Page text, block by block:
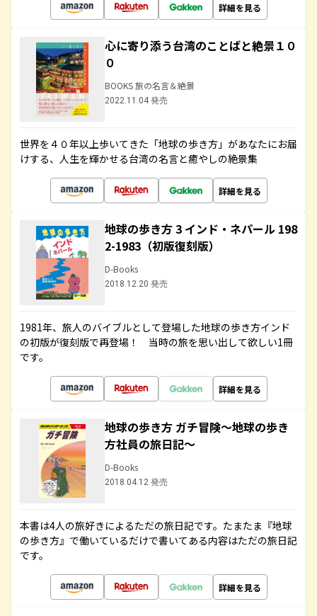
詳細を見る
心に寄り添う台湾のことばと絶景１０
０
BOOKS 旅の名言＆絶景
2022.11.04 発売
世界を４０年以上歩いてきた「地球の歩き方」があなたにお届
けする、人生を輝かせる台湾の名言と癒やしの絶景集
詳細を見る
地球の歩き方 3 インド・ネパール 198
2-1983（初版復刻版）
D-Books
2018.12.20 発売
1981年、旅人のバイブルとして登場した地球の歩き方インド
の初版が復刻版で再登場！ 当時の旅を思い出して欲しい1冊
です。
詳細を見る
地球の歩き方 ガチ冒険～地球の歩き
方社員の旅日記～
D-Books
2018.04.12 発売
本書は4人の旅好きによるただの旅日記です。たまたま『地球
の歩き方』で働いているだけで書いてある内容はただの旅日記
です。
詳細を見る